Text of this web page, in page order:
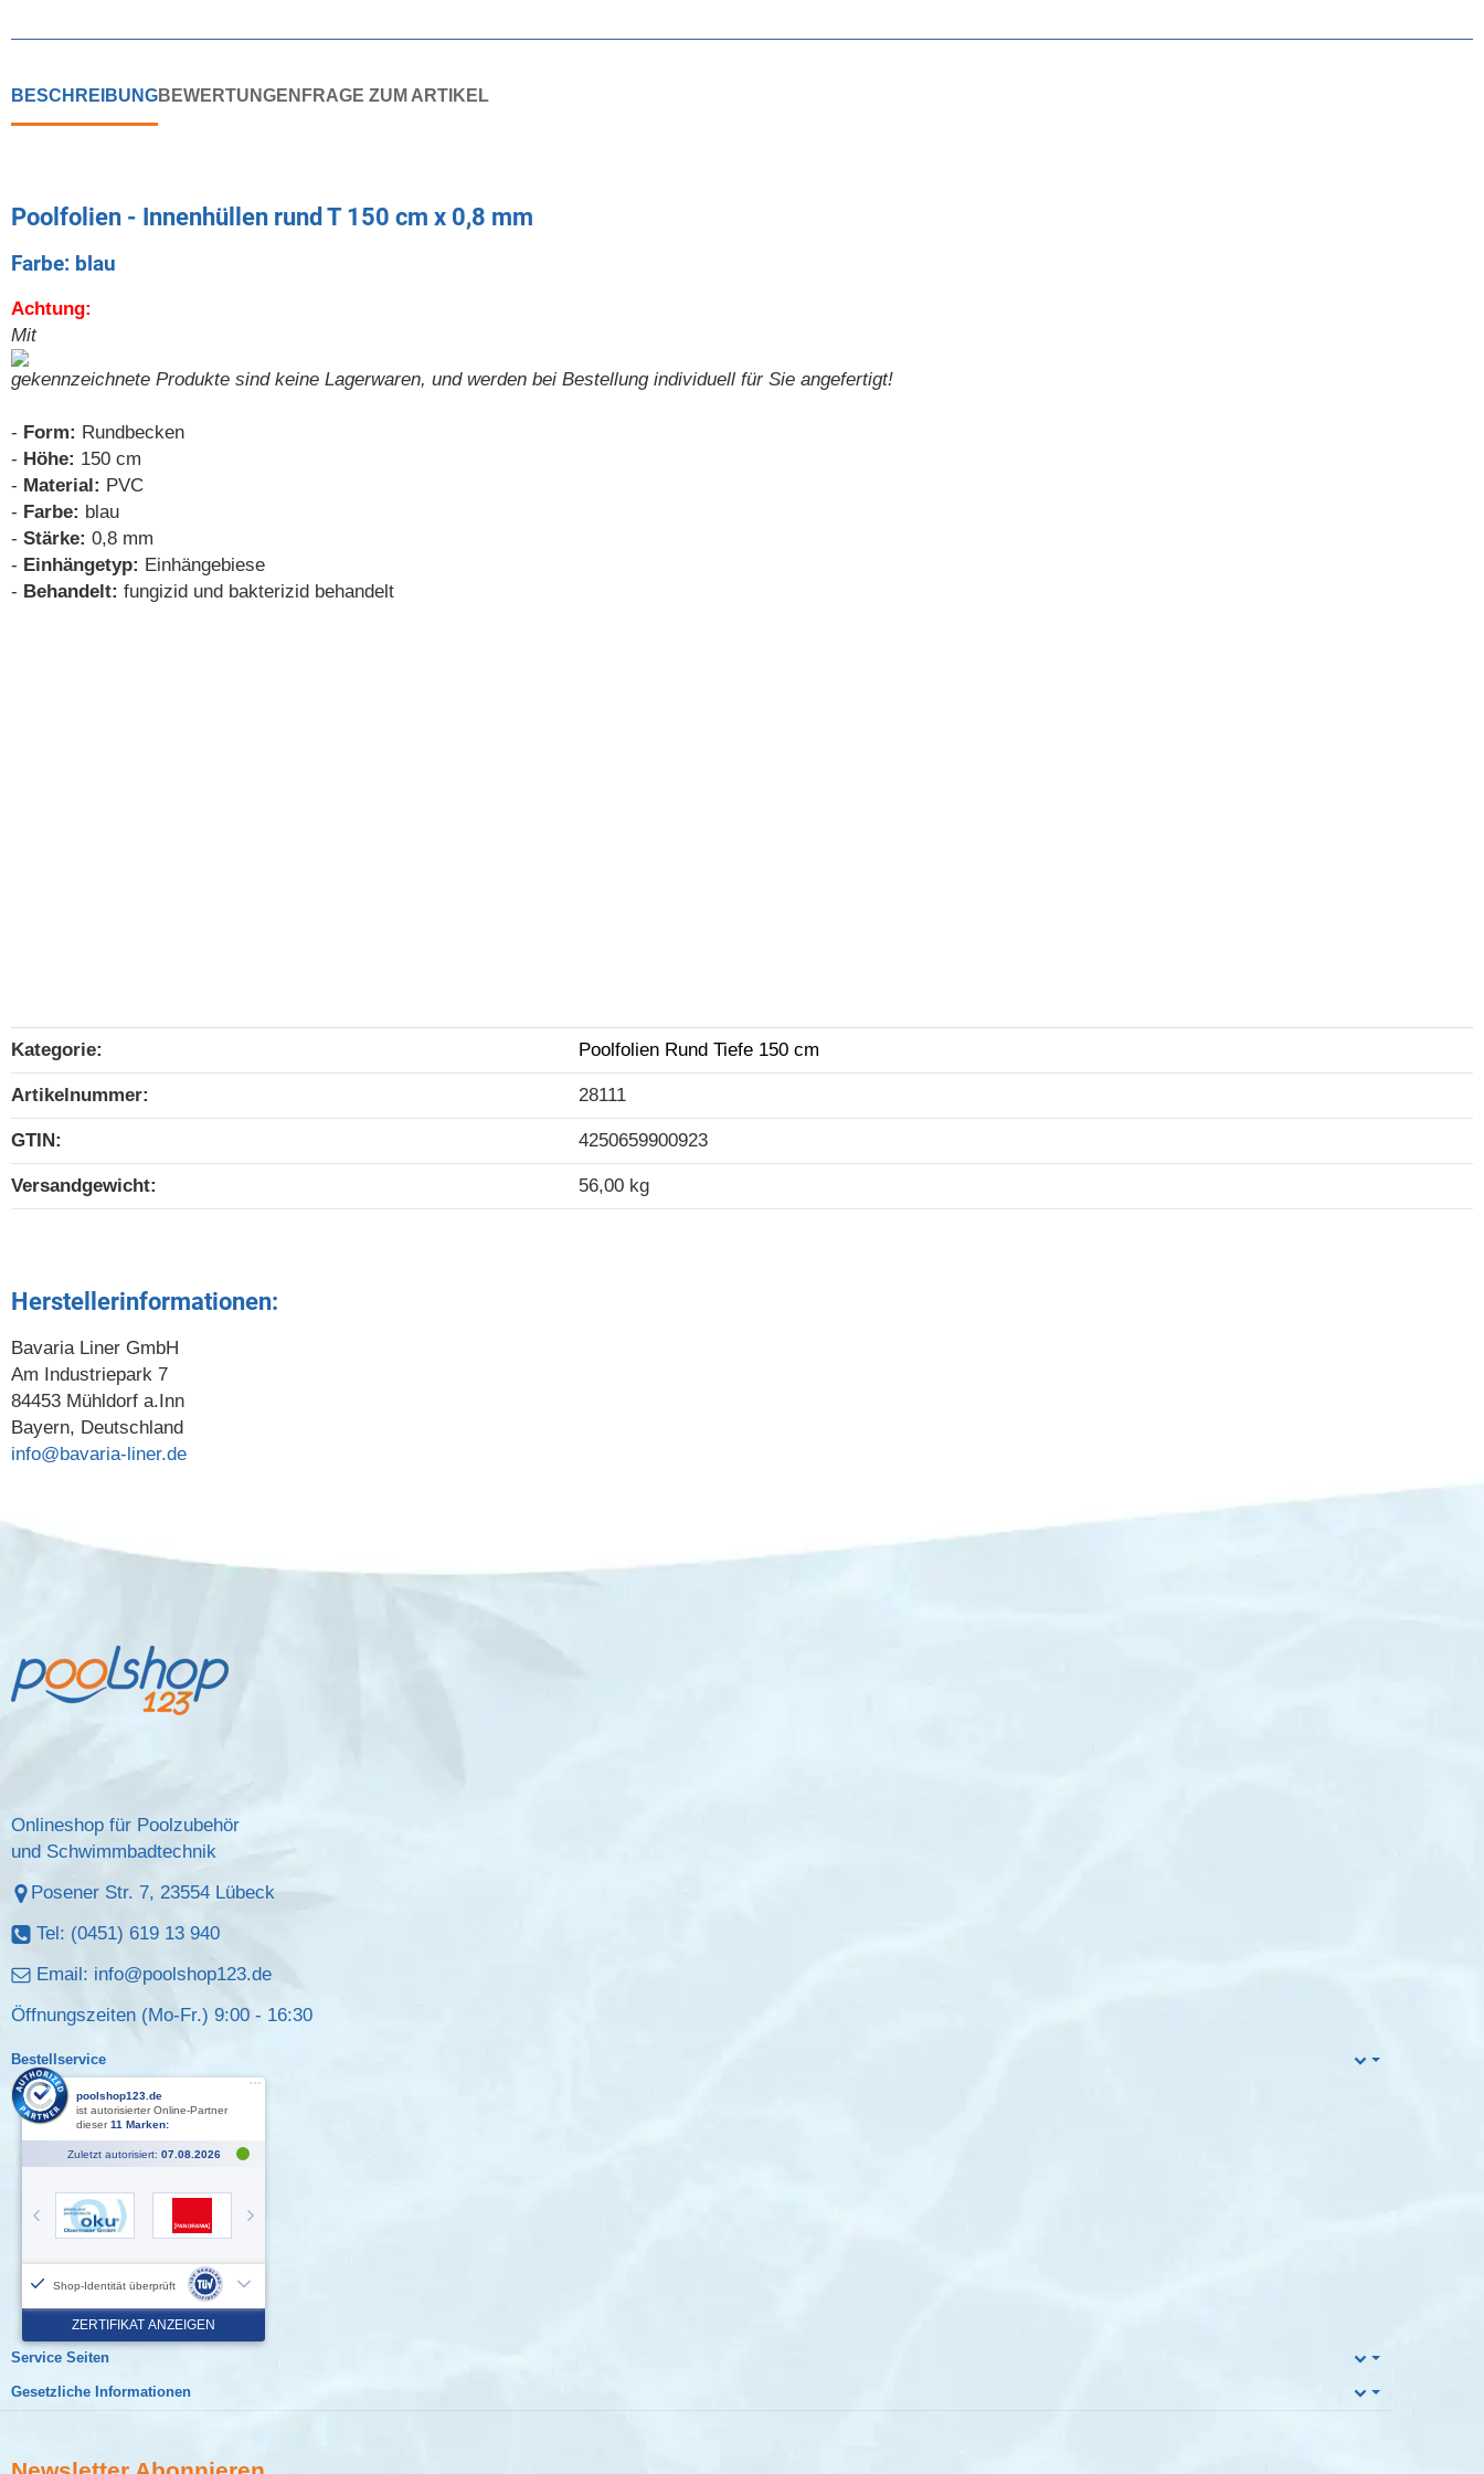
BESCHREIBUNGBEWERTUNGEN FRAGE ZUM ARTIKEL
Poolfolien - Innenhüllen rund T 150 cm x 0,8 mm
Farbe: blau
Achtung:
Mit
gekennzeichnete Produkte sind keine Lagerwaren, und werden bei Bestellung individuell für Sie angefertigt!
- Form: Rundbecken
- Höhe: 150 cm
- Material: PVC
- Farbe: blau
- Stärke: 0,8 mm
- Einhängetyp: Einhängebiese
- Behandelt: fungizid und bakterizid behandelt
Produkteigenschaft
Wert
Kategorie: Poolfolien Rund Tiefe 150 cm
Artikelnummer: 28111
GTIN: 4250659900923
Versandgewicht‍: 56,00 kg
Herstellerinformationen:
Bavaria Liner GmbH
Am Industriepark 7
84453 Mühldorf a.Inn
Bayern, Deutschland
info@bavaria-liner.de
Onlineshop für Poolzubehör
und Schwimmbadtechnik
Posener Str. 7, 23554 Lübeck
Tel: (0451) 619 13 940
Email: info@poolshop123.de
Öffnungszeiten (Mo-Fr.) 9:00 - 16:30
Bestellservice
Service Seiten
Gesetzliche Informationen